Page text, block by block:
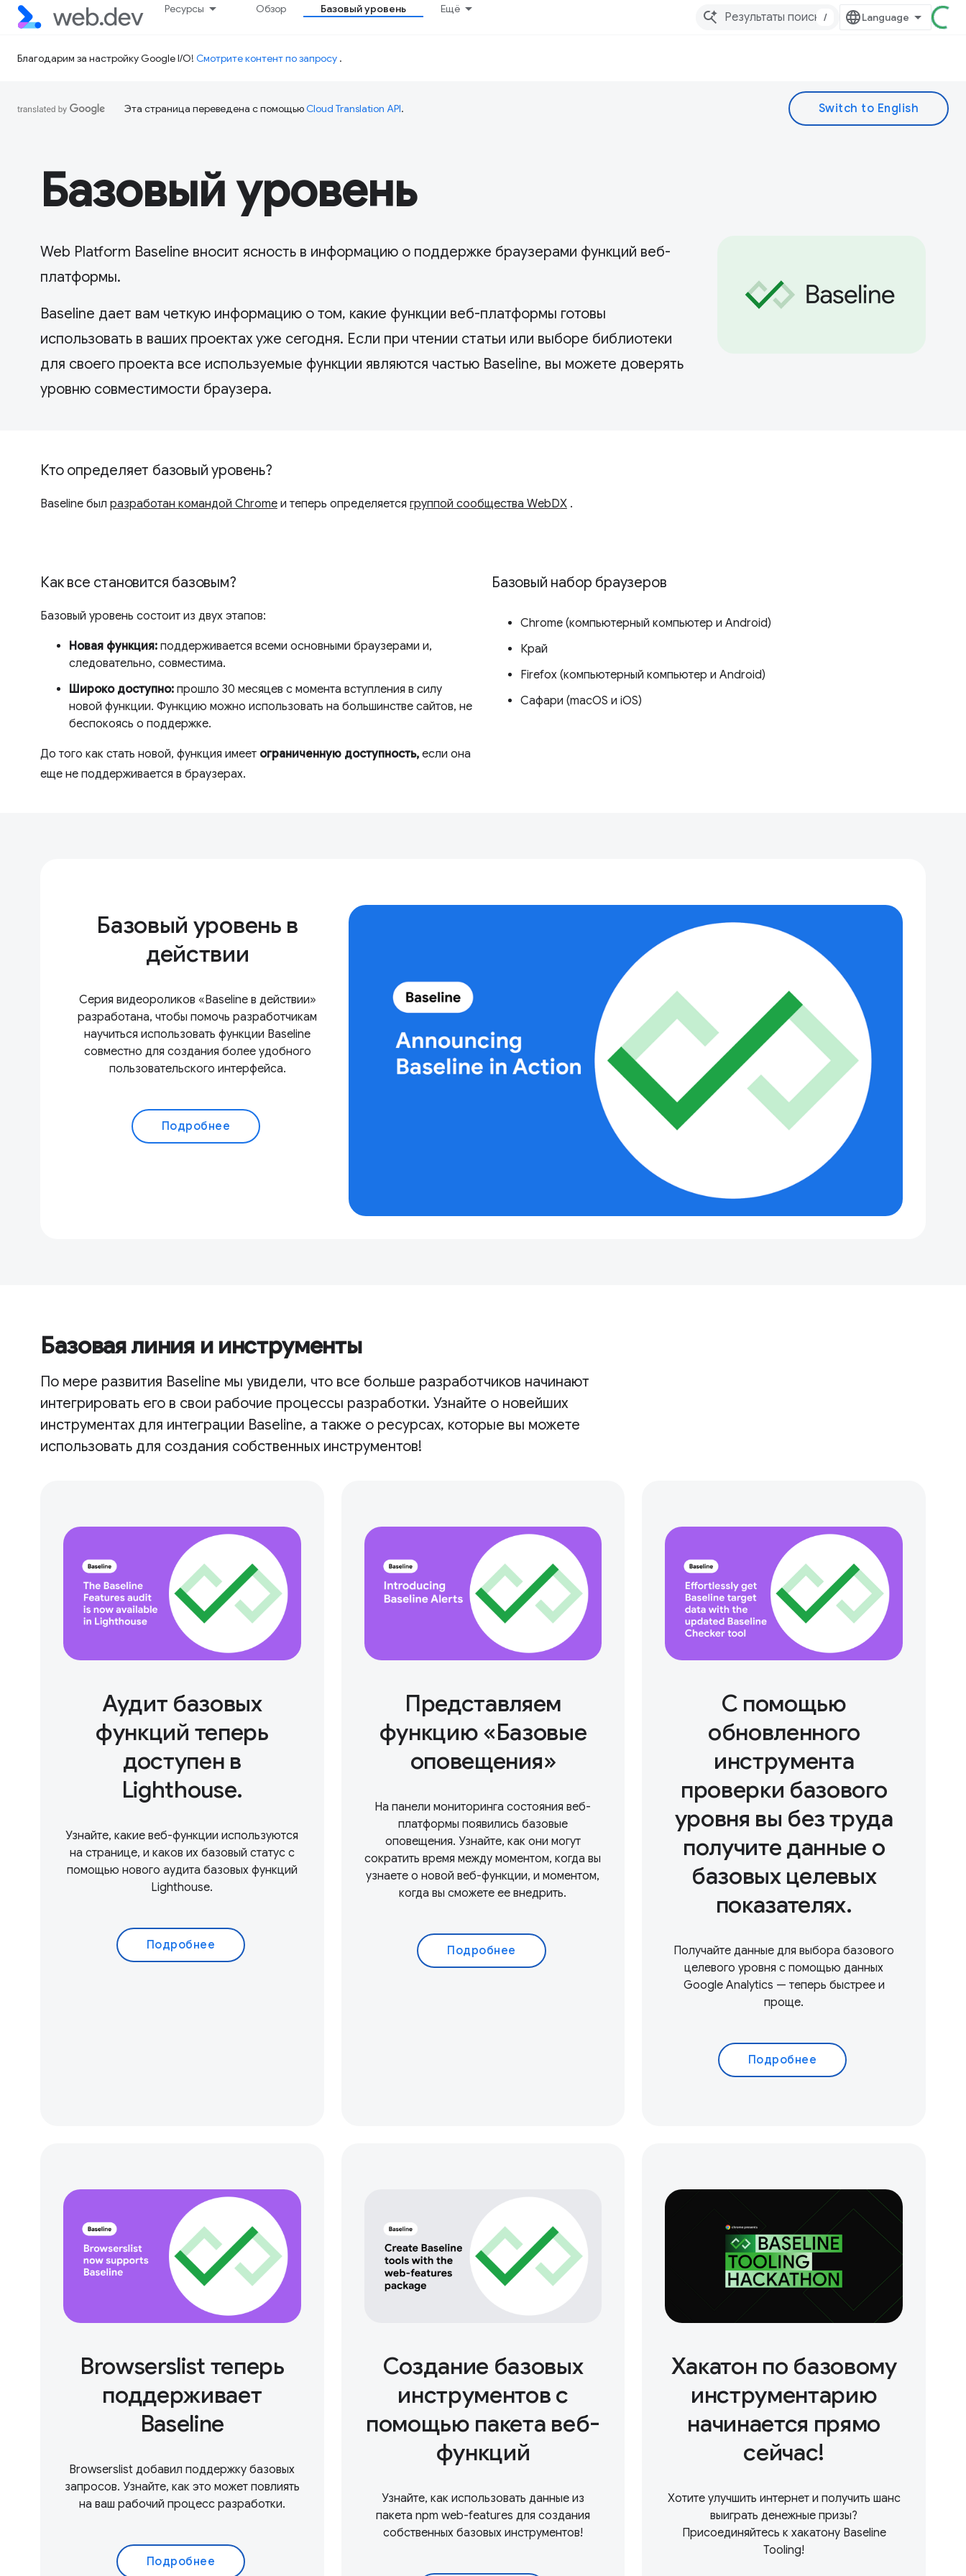
Ресурсы Обзор Базовый уровень Ещё
/
Благодарим за настройку Google I/O! Смотрите контент по запросу .
Эта страница переведена с помощьюCloud Translation API.
Базовый уровень
Web Platform Baseline вносит ясность в информацию о поддержке браузерами функций веб-
платформы.
Baseline дает вам четкую информацию о том, какие функции веб-платформы готовы
использовать в ваших проектах уже сегодня. Если при чтении статьи или выборе библиотеки
для своего проекта все используемые функции являются частью Baseline, вы можете доверять
уровню совместимости браузера.
Кто определяет базовый уровень?
Baseline был разработан командой Chrome и теперь определяется группой сообщества WebDX .
Как все становится базовым?
Базовый уровень состоит из двух этапов:
Новая функция: поддерживается всеми основными браузерами и,
следовательно, совместима.
Широко доступно: прошло 30 месяцев с момента вступления в силу
новой функции. Функцию можно использовать на большинстве сайтов, не
беспокоясь о поддержке.
До того как стать новой, функция имеет ограниченную доступность, если она
еще не поддерживается в браузерах.
Базовый набор браузеров
Chrome (компьютерный компьютер и Android)
Край
Firefox (компьютерный компьютер и Android)
Сафари (macOS и iOS)
Базовый уровень в
действии
Серия видеороликов «Baseline в действии»
разработана, чтобы помочь разработчикам
научиться использовать функции Baseline
совместно для создания более удобного
пользовательского интерфейса.
Подробнее
Базовая линия и инструменты
По мере развития Baseline мы увидели, что все больше разработчиков начинают
интегрировать его в свои рабочие процессы разработки. Узнайте о новейших
инструментах для интеграции Baseline, а также о ресурсах, которые вы можете
использовать для создания собственных инструментов!
Аудит базовых
функций теперь
доступен в
Lighthouse.
Узнайте, какие веб-функции используются
на странице, и каков их базовый статус с
помощью нового аудита базовых функций
Lighthouse.
Подробнее
Представляем
функцию «Базовые
оповещения»
На панели мониторинга состояния веб-
платформы появились базовые
оповещения. Узнайте, как они могут
сократить время между моментом, когда вы
узнаете о новой веб-функции, и моментом,
когда вы сможете ее внедрить.
Подробнее
С помощью
обновленного
инструмента
проверки базового
уровня вы без труда
получите данные о
базовых целевых
показателях.
Получайте данные для выбора базового
целевого уровня с помощью данных
Google Analytics — теперь быстрее и
проще.
Подробнее
Browserslist теперь
поддерживает
Baseline
Browserslist добавил поддержку базовых
запросов. Узнайте, как это может повлиять
на ваш рабочий процесс разработки.
Подробнее
Создание базовых
инструментов с
помощью пакета веб-
функций
Узнайте, как использовать данные из
пакета npm web-features для создания
собственных базовых инструментов!
Хакатон по базовому
инструментарию
начинается прямо
сейчас!
Хотите улучшить интернет и получить шанс
выиграть денежные призы?
Присоединяйтесь к хакатону Baseline
Tooling!